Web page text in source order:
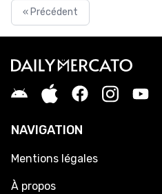
« Précédent
NAVIGATION
Mentions légales
À propos